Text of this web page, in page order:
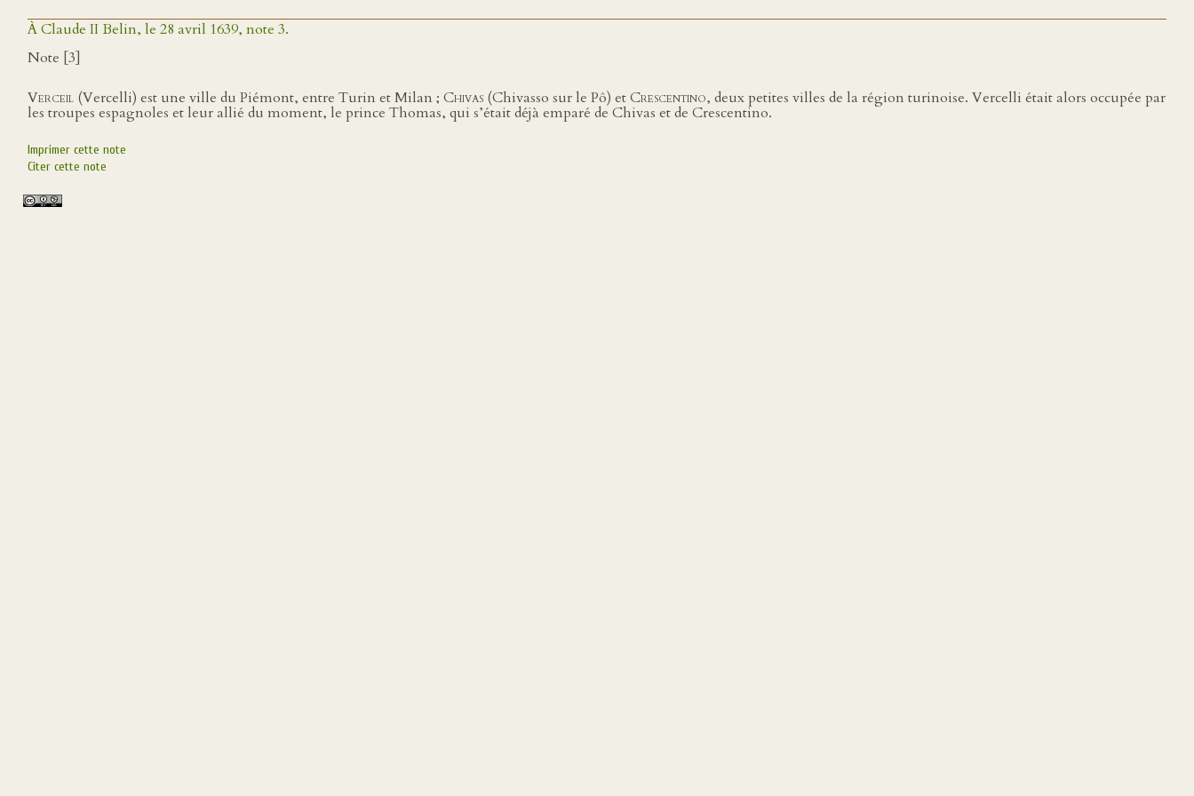
À Claude II Belin, le 28 avril 1639, note 3.
Note [3]
Verceil (Vercelli) est une ville du Piémont, entre Turin et Milan ; Chivas (Chivasso sur le Pô) etCrescentino, deux petites villes de la région turinoise. Vercelli était alors occupée par
les troupes espagnoles et leur allié du moment, le prince Thomas, qui s’était déjà emparé de Chivas et de Crescentino.
Imprimer cette note
Citer cette note